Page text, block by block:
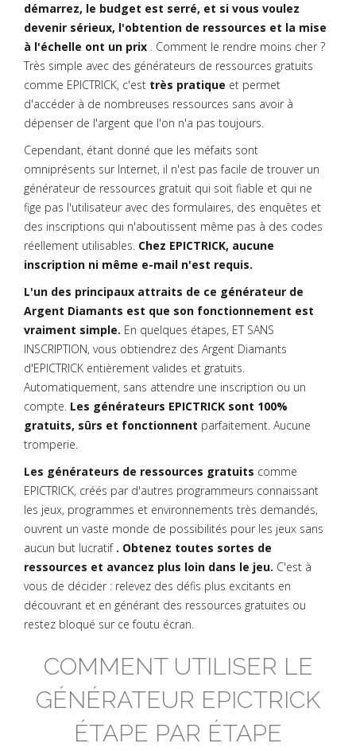
démarrez, le budget est serré, et si vous voulez
devenir sérieux, l'obtention de ressources et la mise
à l'échelle ont un prix . Comment le rendre moins cher ?
Très simple avec des générateurs de ressources gratuits
comme EPICTRICK, c'est très pratique et permet
d'accéder à de nombreuses ressources sans avoir à
dépenser de l'argent que l'on n'a pas toujours.
Cependant, étant donné que les méfaits sont
omniprésents sur Internet, il n'est pas facile de trouver un
générateur de ressources gratuit qui soit fiable et qui ne
fige pas l'utilisateur avec des formulaires, des enquêtes et
des inscriptions qui n'aboutissent même pas à des codes
réellement utilisables. Chez EPICTRICK, aucune
inscription ni même e-mail n'est requis.
L'un des principaux attraits de ce générateur de
Argent Diamants est que son fonctionnement est
vraiment simple. En quelques étapes, ET SANS
INSCRIPTION, vous obtiendrez des Argent Diamants
d'EPICTRICK entièrement valides et gratuits.
Automatiquement, sans attendre une inscription ou un
compte. Les générateurs EPICTRICK sont 100%
gratuits, sûrs et fonctionnent parfaitement. Aucune
tromperie.
Les générateurs de ressources gratuits comme
EPICTRICK, créés par d'autres programmeurs connaissant
les jeux, programmes et environnements très demandés,
ouvrent un vaste monde de possibilités pour les jeux sans
aucun but lucratif . Obtenez toutes sortes de
ressources et avancez plus loin dans le jeu. C'est à
vous de décider : relevez des défis plus excitants en
découvrant et en générant des ressources gratuites ou
restez bloqué sur ce foutu écran.
COMMENT UTILISER LE
GÉNÉRATEUR EPICTRICK
ÉTAPE PAR ÉTAPE